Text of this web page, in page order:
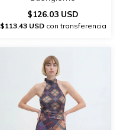
$126.03 USD
$113.43 USDcon transferencia